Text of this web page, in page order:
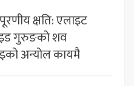
क्षति: एलाइट
गुरुङको शव
अन्योल कायमै